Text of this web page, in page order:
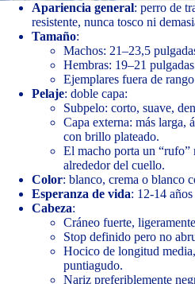
Apariencia general: perro de
resistente, nunca tosco ni
Tamaño:
Machos: 21–23,5
Hembras: 19–21
Ejemplares fuera de
Pelaje: doble capa:
Subpelo: corto, suave,
Capa externa: más larga,
con brillo plateado.
El macho porta un “rufo”
alrededor del cuello.
Color: blanco, crema o blanco
Esperanza de vida: 12-14 años
Cabeza:
Cráneo fuerte,
Stop definido pero no
Hocico de longitud
puntiagudo.
Nariz preferiblemente